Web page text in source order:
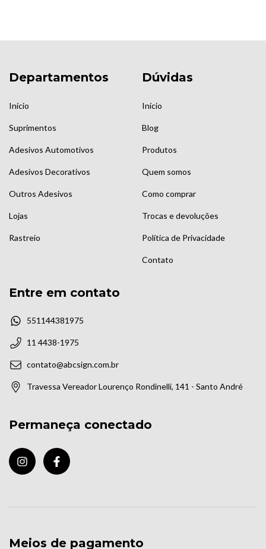
Departamentos
Início
Suprimentos
Adesivos Automotivos
Adesivos Decorativos
Outros Adesivos
Lojas
Rastreio
Dúvidas
Início
Blog
Produtos
Quem somos
Como comprar
Trocas e devoluções
Política de Privacidade
Contato
Entre em contato
551144381975
11 4438-1975
contato@abcsign.com.br
Travessa Vereador Lourenço Rondinelli, 141 - Santo André
Permaneça conectado
Meios de pagamento